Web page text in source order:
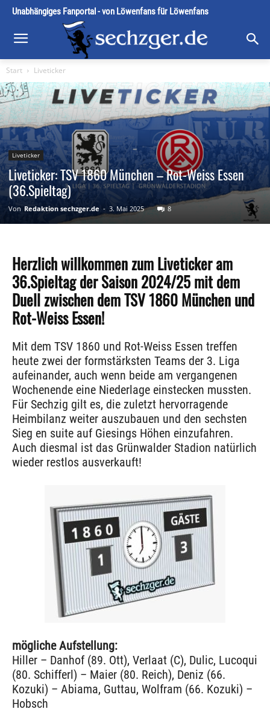
Unabhängiges Fanportal - von Löwenfans für Löwenfans
Start Liveticker
Liveticker
Liveticker: TSV 1860 München – Rot-Weiss Essen
(36.Spieltag)
Von Redaktion sechzger.de - 3. Mai 2025 8
Herzlich willkommen zum Liveticker am
36.Spieltag der Saison 2024/25 mit dem
Duell zwischen dem TSV 1860 München und
Rot-Weiss Essen!
Mit dem TSV 1860 und Rot-Weiss Essen treffen
heute zwei der formstärksten Teams der 3. Liga
aufeinander, auch wenn beide am vergangenen
Wochenende eine Niederlage einstecken mussten.
Für Sechzig gilt es, die zuletzt hervorragende
Heimbilanz weiter auszubauen und den sechsten
Sieg en suite auf Giesings Höhen einzufahren.
Auch diesmal ist das Grünwalder Stadion natürlich
wieder restlos ausverkauft!
mögliche Aufstellung:
Hiller – Danhof (89. Ott), Verlaat (C), Dulic, Lucoqui
(80. Schifferl) – Maier (80. Reich), Deniz (66.
Kozuki) – Abiama, Guttau, Wolfram (66. Kozuki) –
Hobsch